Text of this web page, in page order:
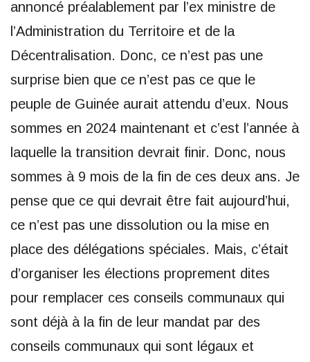
annoncé préalablement par l’ex ministre de
l’Administration du Territoire et de la
Décentralisation. Donc, ce n’est pas une
surprise bien que ce n’est pas ce que le
peuple de Guinée aurait attendu d’eux. Nous
sommes en 2024 maintenant et c’est l’année à
laquelle la transition devrait finir. Donc, nous
sommes à 9 mois de la fin de ces deux ans. Je
pense que ce qui devrait être fait aujourd’hui,
ce n’est pas une dissolution ou la mise en
place des délégations spéciales. Mais, c’était
d’organiser les élections proprement dites
pour remplacer ces conseils communaux qui
sont déjà à la fin de leur mandat par des
conseils communaux qui sont légaux et